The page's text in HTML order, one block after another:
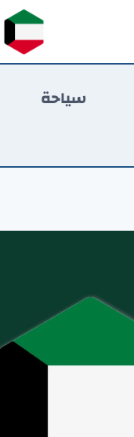
سياحة